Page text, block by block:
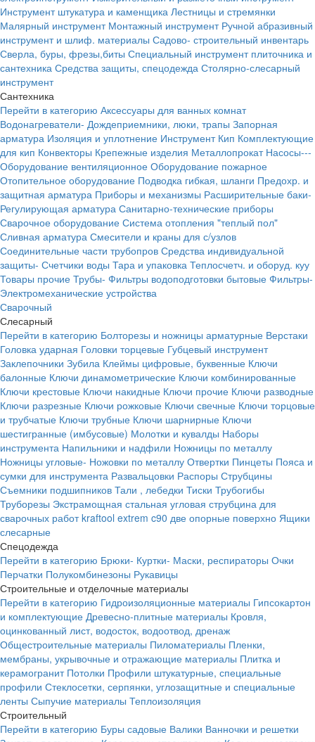
Инструмент штукатура и каменщика Лестницы и стремянки
Малярный инструмент Монтажный инструмент Ручной абразивный
инструмент и шлиф. материалы Садово- строительный инвентарь
Сверла, буры, фрезы,биты Специальный инструмент плиточника и
сантехника Средства защиты, спецодежда Столярно-слесарный
инструмент
Сантехника
Перейти в категорию Аксессуары для ванных комнат
Водонагреватели- Дождеприемники, люки, трапы Запорная
арматура Изоляция и уплотнение Инструмент Кип Комплектующие
для кип Конвекторы Крепежные изделия Металлопрокат Насосы---
Оборудование вентиляционное Оборудование пожарное
Отопительное оборудование Подводка гибкая, шланги Предохр. и
защитная арматура Приборы и механизмы Расширительные баки-
Регулирующая арматура Санитарно-технические приборы
Сварочное оборудование Система отопления "теплый пол"
Сливная арматура Смесители и краны для с/узлов
Соединительные части трубопров Средства индивидуальной
защиты- Счетчики воды Тара и упаковка Теплосчетч. и оборуд. куу
Товары прочие Трубы- Фильтры водоподготовки бытовые Фильтры-
Электромеханические устройства
Сварочный
Слесарный
Перейти в категорию Болторезы и ножницы арматурные Верстаки
Головка ударная Головки торцевые Губцевый инструмент
Заклепочники Зубила Клеймы цифровые, буквенные Ключи
балонные Ключи динамометрические Ключи комбинированные
Ключи крестовые Ключи накидные Ключи прочие Ключи разводные
Ключи разрезные Ключи рожковые Ключи свечные Ключи торцовые
и трубчатые Ключи трубные Ключи шарнирные Ключи
шестигранные (имбусовые) Молотки и кувалды Наборы
инструмента Напильники и надфили Ножницы по металлу
Ножницы угловые- Ножовки по металлу Отвертки Пинцеты Пояса и
сумки для инструмента Развальцовки Распоры Струбцины
Съемники подшипников Тали , лебедки Тиски Трубогибы
Труборезы Экстрамощная стальная угловая струбцина для
сварочных работ kraftool extrem c90 две опорные поверхно Ящики
слесарные
Спецодежда
Перейти в категорию Брюки- Куртки- Маски, респираторы Очки
Перчатки Полукомбинезоны Рукавицы
Строительные и отделочные материалы
Перейти в категорию Гидроизоляционные материалы Гипсокартон
и комплектующие Древесно-плитные материалы Кровля,
оцинкованный лист, водосток, водоотвод, дренаж
Общестроительные материалы Пиломатериалы Пленки,
мембраны, укрывочные и отражающие материалы Плитка и
керамогранит Потолки Профили штукатурные, специальные
профили Стеклосетки, серпянки, углозащитные и специальные
ленты Сыпучие материалы Теплоизоляция
Строительный
Перейти в категорию Буры садовые Валики Ванночки и решетки